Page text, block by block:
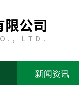
新闻资讯